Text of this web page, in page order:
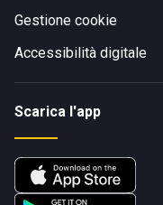
Gestione cookie
Accessibilità digitale
Scarica l'app